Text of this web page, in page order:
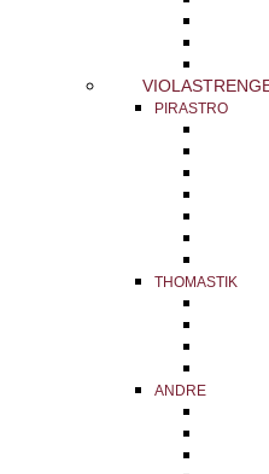
PIRASTRO
THOMASTIK
ANDRE